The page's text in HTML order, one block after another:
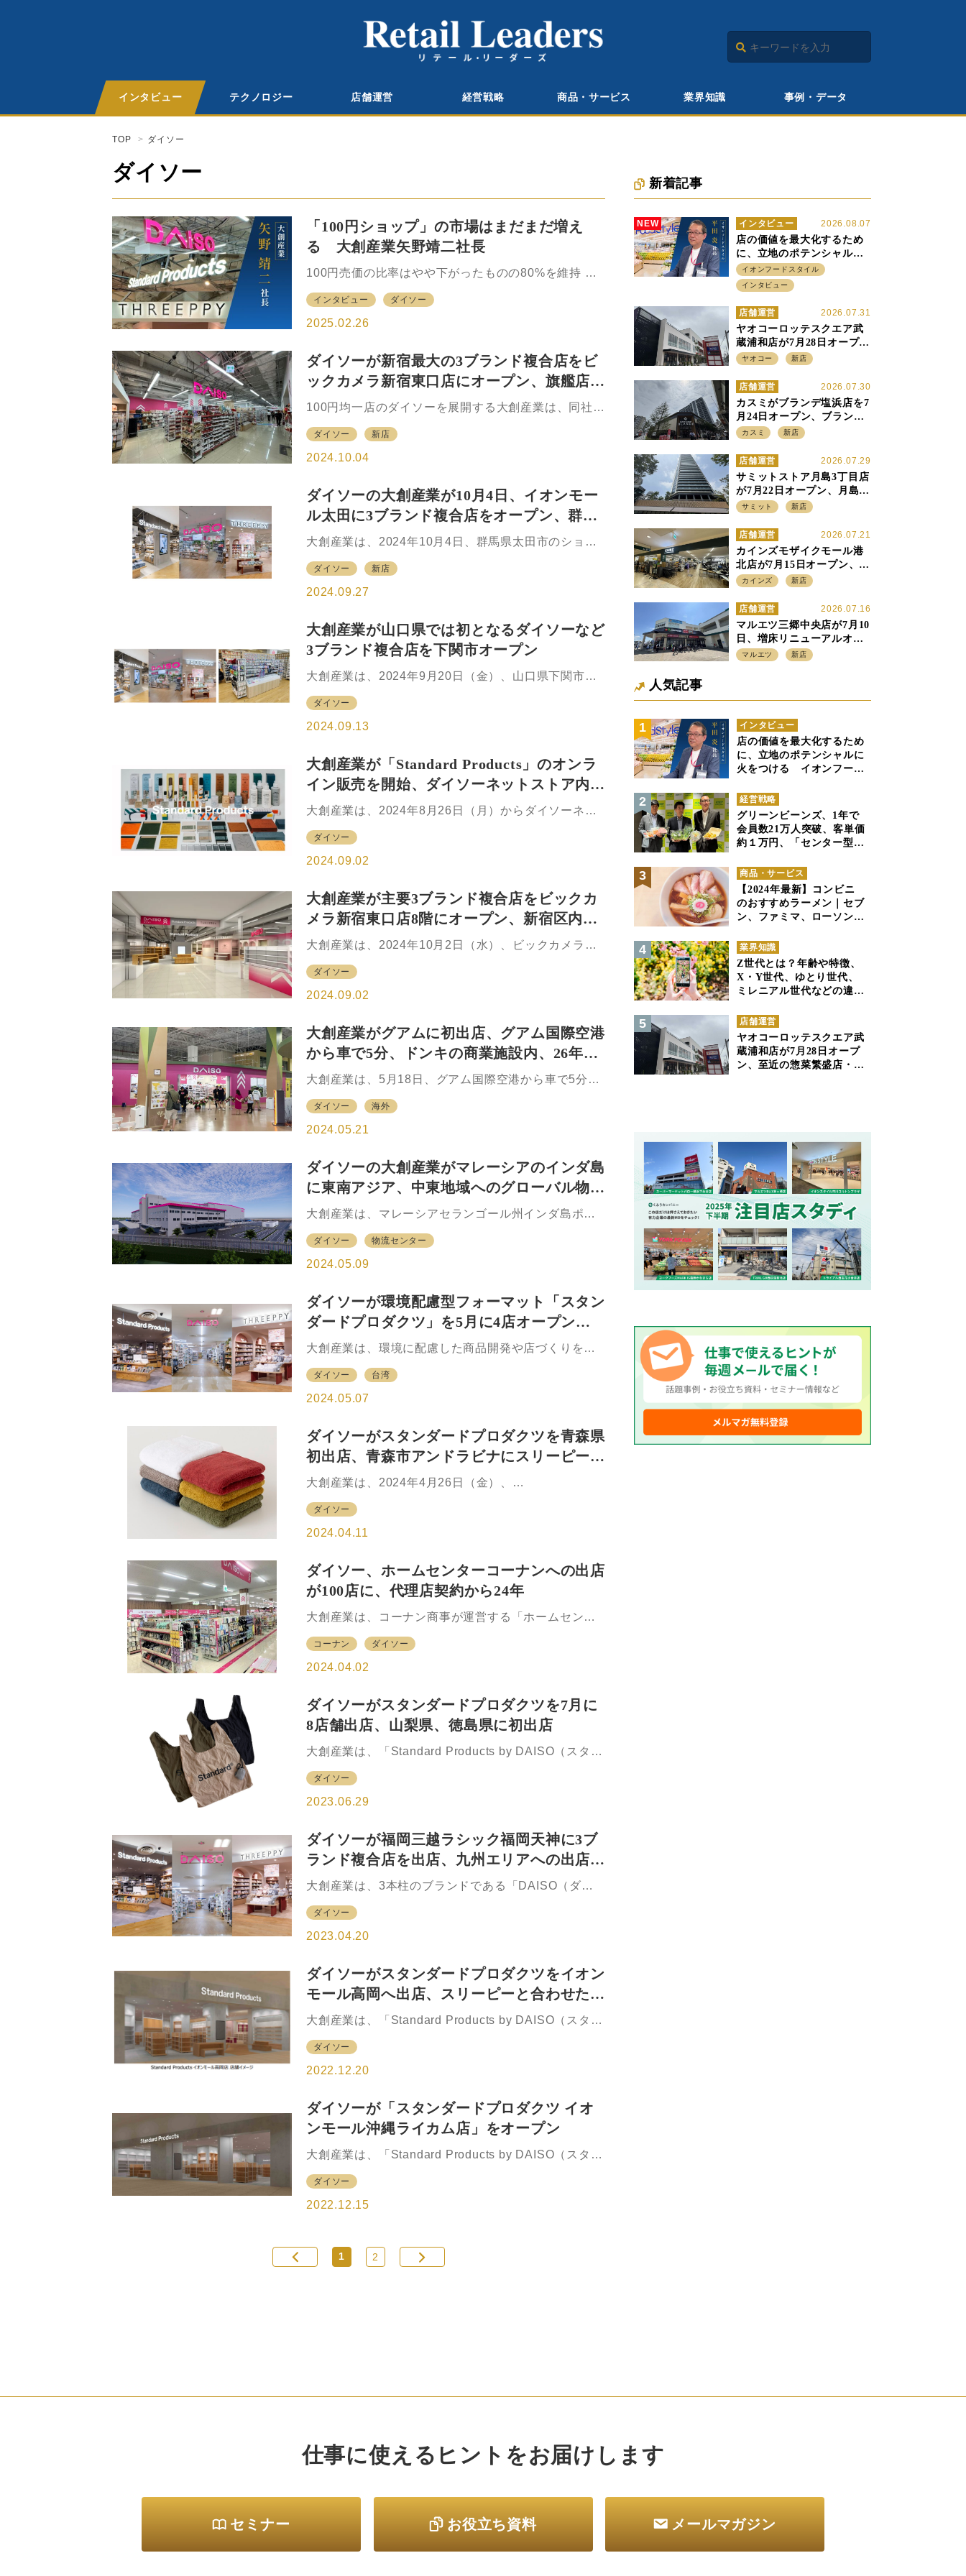
インタビュー テクノロジー 店舗運営 経営戦略 商品・サービス 業界知識 事例・データ
TOP ダイソー
ダイソー
「100円ショップ」の市場はまだまだ増え
る 大創産業矢野靖二社長
100円売価の比率はやや下がったものの80%を維持
の買物の場としてすっかり定着している。店全体を表
す「業態」としてだけでなく、例えば1つのコーナーな
ある売場になっている。 催事の移動販売からスター
トした大創産業は、現在の100円ショップのパイオニア
の1社であり、圧倒的な売上高ナンバーワン企業でもあ
る。現在では日本のみならず、世界26の国と地域に店
舗網を広げ、「世界中の人々の生活をワンプライスで
豊かに変える～感動価格、感動品質～」との社是の
インタビュー ダイソー
2025.02.26
ダイソーが新宿最大の3ブランド複合店をビ
ックカメラ新宿東口店にオープン、旗艦店と
して情報発信
100円均一店のダイソーを展開する大創産業は、同社の
Products by DAISO（スタンダードプロダクツバイダ
イソー）」「THREEPPY（スリーピー）」の3フォー
口店内に2024年10月2日、オープンした。 新宿区には
これまでダイソー10店とスタンダードプロダクツバイ
ダイソー1店の合わせて11店出店していたが、今回は新
宿区内最大面積店舗となる。3フォーマットを合わせた
売場面積は約504坪（約1666㎡）。 22年4月にオープ
ンしたグローバル旗艦店の位置づけを持つマロニエゲ
ダイソー 新店
2024.10.04
ダイソーの大創産業が10月4日、イオンモー
ル太田に3ブランド複合店をオープン、群馬
県初
大創産業は、2024年10月4日、群馬県太田市のショッ
県では初めてとなる「DAISO（ダイソー）」
「Standard Products by DAISO（スタンダードプロダ
3ブランドの複合店をオープンする。 03年から出店し
ているダイソーは約5倍、503坪の広さの店舗に拡大。
生活必需品のダイソー、国内生産者と生活者をつなぐ
サステナブルな商品を展開するスタンダードプロダク
ツバイダイソー、「大人可愛い」雑貨を追求するスリ
ーピーがワンフロアに集結し、買物の利便性を高める
ダイソー 新店
2024.09.27
大創産業が山口県では初となるダイソーなど
3ブランド複合店を下関市オープン
大創産業は、2024年9月20日（金）、山口県下関市の
初めてとなる「DAISO（ダイソー）」、
「StandardProductsbyDAISO（スタンダードプロダク
「THREEPPY（スリーピー）」3ブランドの複合店を
オープンする。 出店を記念して、オープン日の9月20
日はバスソルトのプレゼントキャンペーンを行う。 今
回オープンする3ブランドの複合店は、現在のDAISO
シーモール下関店の1.6倍の総面積で、3ブランド合計
588坪の広さだ。JR下関駅前の便利な立地にあるシー
ダイソー
2024.09.13
大創産業が「Standard Products」のオンラ
イン販売を開始、ダイソーネットストア内に
て
大創産業は、2024年8月26日（月）からダイソーネッ
ードプロダクツバイダイソー、以下
「StandardProducts」）」の約100アイテムのオンラ
イテムの中から、特に人気の高い国内地場産業とコラ
ボした包丁やフェイスマスク、ディフューザー、エコ
バッグなどを厳選して取り扱う。また、ダイソーネッ
トストアでの買い物を気軽に楽しんでもらえるよう、1
回の注文の最低購入金額を2024年8月22日（木）に、
1,100円（税込）から770円（税込）に引き下げた。
ダイソー
2024.09.02
大創産業が主要3ブランド複合店をビックカ
メラ新宿東口店8階にオープン、新宿区内最
大面積
大創産業は、2024年10月2日（水）、ビックカメラ新
「DAISO」、「StandardProductsbyDAISO（スタン
ダードプロダクツバイダイソー、以下
リーピー）」を同時にオープンする。 新宿は1日の乗
降客数が世界最多の巨大ターミナル駅を有し、通勤・
通学から観光まで幅広い客層が訪れる街だ。DAISOは
新宿区内に10店舗を出店しているが、
「THREEPPY」および3ブランドの複合店の出店は今
回が初めてとなり、新宿区内最大面積の店舗となる。3
ダイソー
2024.09.02
大創産業がグアムに初出店、グアム国際空港
から車で5分、ドンキの商業施設内、26年ま
でに5店体制目指す
大創産業は、5月18日、グアム国際空港から車で5分ほ
ー）のグアム1号店として、「DAISO Village of Donki
店」をオープンしたと発表した。 出店したVILLAGE
ナルホールディングスグループのパン・パシフィッ
ク・リテールマネジメント（グアム）が 4月25日にオ
ープンした商業施設。グアム中心部のタモンエリアへ
も車で10分ほどとアクセスのよい立地だという。 今回
は大創産業としてグアム初出店となる。今後、2026年
までにグアムで5店の展開を目指す。Village of
ダイソー 海外
2024.05.21
ダイソーの大創産業がマレーシアのインダ島
に東南アジア、中東地域へのグローバル物流
拠点を新設、2027年春稼働
大創産業は、マレーシアセランゴール州インダ島ポー
GDC（Global Distribution Center、広域へ配送する在
庫保管型物流センター）」を着工、2027年春の稼働を
GDC」は、首都クアラルンプールから車で約1時間の
ところにあるマレーシア最大の港を有するインダ島に
建設予定。大創産業としては最大の自動倉庫となる。
ASRS（Automated Storage Retrieval System、自動
入出庫システム）をはじめとする最新技術を導入し、
稼働後には、東南アジア、中東圏22の国と地域に…
ダイソー 物流センター
2024.05.09
ダイソーが環境配慮型フォーマット「スタン
ダードプロダクツ」を5月に4店オープン、
初出店の台湾含め123店体制に拡大
大創産業は、環境に配慮した商品開発や店づくりをコ
by DAISO（スタンダードプロダクツバイダイソー）
を、2024年5月に栃木県、宮崎県に初出店する。この
の出店を含め、5月は合計4店を出店。 5月末時点での
店数は国内が35都道府県に合計123店、海外を含める
と129店に拡大する。 同時に、新商品としてこれから
のアウトドアシーズンに向け、撥水性、耐久性のある
ナイロンシリーズのバッグやポーチ6アイテムを全国の
スタンダードプロダクツで順次発売開始する。人気カ
ダイソー 台湾
2024.05.07
ダイソーがスタンダードプロダクツを青森県
初出店、青森市アンドラビナにスリーピーと
同時出店
大創産業は、2024年4月26日（金）、
クツ バイ ダイソー」を、青森県青森市の
「&LOVINA（アンドラビナ）」へ、「DAISO（ダイソ
する。Standard Productsの青森県への出店は初めてと
なる。 Standard Productsは2021年3月に東京・渋谷
へ1号店をオープンして以降、国内37都道府県と海外
（シンガポール・台湾）に出店している。2024年4月
にシンガポールと国内13県に計17店舗を出店し、120
店舗に拡大する予定だ。大創産業では、…
ダイソー
2024.04.11
ダイソー、ホームセンターコーナンへの出店
が100店に、代理店契約から24年
大創産業は、コーナン商事が運営する「ホームセンタ
ナン名張店（三重県名張市）で100店舗目となると発表
した。 生活必需品からコスメ、ホビーなどを広く取り
アセルフ）、家庭用品からカー&レジャーまで幅広く取
りそろえるホームセンターコーナンは、それぞれの専
門性を生かし多様化するお客のニーズに対応する目的
で2000年に販売代理店契約を締結。 コーナンの売場に
ダイソーの商品を加えたことで、女性客の増加が見ら
れた他、導入店舗平均で客数が15%増加するなど顧客
コーナン ダイソー
2024.04.02
ダイソーがスタンダードプロダクツを7月に
8店舗出店、山梨県、徳島県に初出店
大創産業は、「Standard Products by DAISO（スタン
店舗出店し、国内出店数は同月末までに合計73店舗と
なる。 出店エリアは、初出店の徳島県、山梨県も含
Standard Productsの出店拡大を通して、良質で心地よ
い商品や、サステナビリティと環境問題を意識した商
品の提供をすすめ、豊かな社会の実現へ積極的に貢献
していく。 Standard Products 2023年7月出店概要
・山梨県甲府市、徳島県徳島市に初出店・7月に8店舗
出店、月間出店数として最大・7月末で33都…
ダイソー
2023.06.29
ダイソーが福岡三越ラシック福岡天神に3ブ
ランド複合店を出店、九州エリアへの出店を
拡大
大創産業は、3本柱のブランドである「DAISO（ダイ
ードプロダクツ バイ ダイソー、」、および
「THREEPPY（スリーピー）」の九州エリアへの出店
にした生活雑貨のブランド「Standard Products」の出
店を強化し、良質で心地よい商品や、サステナビリテ
ィと環境問題を意識した商品の提供を通し、豊かな社
会の実現へ積極的に貢献していく。 福岡三越ラシック
福岡天神（福岡県福岡市）に3ブランドの複合店を出店
2023年4月28日（金）、3ブランドの複合店として「福
ダイソー
2023.04.20
ダイソーがスタンダードプロダクツをイオン
モール高岡へ出店、スリーピーと合わせた複
合店
大創産業は、「Standard Products by DAISO（スタン
あわせてリニューアルした「THREEPPY（スリーピ
ー）」を富山県高岡市のイオンモール高岡へ、2022年
ンフロアに出店する。 Standard Products イオンモー
ル高岡店では、国内産業とのコラボレーションで誕生
した、和歌山県有田市の日出（ひので）手袋工業と作
ったカラー軍手・カラー軍足を発売する。 このほか、
ギフトにぴったりな木製の玩具やフレグランスアイテ
ムなど、生活に取り入れやすいベーシックで洗練され
ダイソー
2022.12.20
ダイソーが「スタンダードプロダクツ イオ
ンモール沖縄ライカム店」をオープン
大創産業は、「Standard Products by DAISO（スタン
（なかがみぐん）のイオンモール沖縄ライカムへ2022
年12月16日（金）に出店する。 Standard Productsイ
りなフレグランスアイテム、国内産業とのコラボレー
ション商品など、生活に取り入れやすいベーシックで
ダイソー
2022.12.15
1 2
新着記事
NEW 2026.08.07
インタビュー
店の価値を最大化するため
に、立地のポテンシャルに
火をつける イオンフード
スタイル 平田 炎社長
イオンフードスタイル
インタビュー
2026.07.31
店舗運営
ヤオコーロッテスクエア武
蔵浦和店が7月28日オープ
ン、至近の惣菜繁盛店・武
すみ分け
ヤオコー 新店
2026.07.30
店舗運営
カスミがブランデ塩浜店を7
月24日オープン、ブランデ5
店目は生鮮、デリカ強化の
入れ
カスミ 新店
2026.07.29
店舗運営
サミットストア月島3丁目店
が7月22日オープン、月島の
58階建てタワーマンション1
を出店
サミット 新店
2026.07.21
店舗運営
カインズモザイクモール港
北店が7月15日オープン、出
店強化の神奈川県、駅前
カインズ 新店
2026.07.16
店舗運営
マルエツ三郷中央店が7月10
日、増床リニューアルオー
プン、「アーバン500坪モデ
マルエツ 新店
人気記事
インタビュー
店の価値を最大化するため
に、立地のポテンシャルに
火をつける イオンフード
経営戦略
グリーンビーンズ、1年で
会員数21万人突破、客単価
約１万円、「センター型の
も成立できるか
商品・サービス
【2024年最新】コンビニ
のおすすめラーメン｜セブ
ン、ファミマ、ローソンの
業界知識
Z世代とは？年齢や特徴、
X・Y世代、ゆとり世代、
ミレニアル世代などの違い
店舗運営
ヤオコーロッテスクエア武
蔵浦和店が7月28日オープ
ン、至近の惣菜繁盛店・武
仕事に使えるヒントをお届けします
セミナー お役立ち資料 メールマガジン